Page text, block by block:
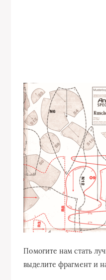
Помогите нам стать
выделите фрагмент и